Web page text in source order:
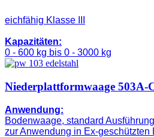
eichfähig Klasse III
Kapazitäten:
0 - 600 kg bis 0 - 3000 kg
Niederplattformwaage 503A-
Anwendung:
Bodenwaage, standard
zur Anwendung in Ex-geschützten